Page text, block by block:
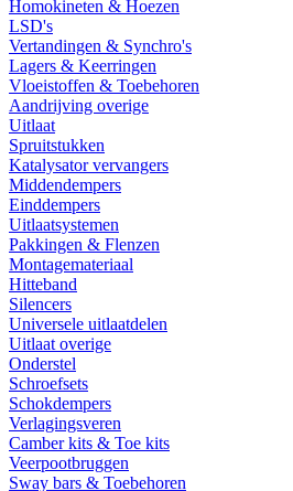
Homokineten & Hoezen
LSD's
Vertandingen & Synchro's
Lagers & Keerringen
Vloeistoffen & Toebehoren
Aandrijving overige
Uitlaat
Spruitstukken
Katalysator vervangers
Middendempers
Einddempers
Uitlaatsystemen
Pakkingen & Flenzen
Montagemateriaal
Hitteband
Silencers
Universele uitlaatdelen
Uitlaat overige
Onderstel
Schroefsets
Schokdempers
Verlagingsveren
Camber kits & Toe kits
Veerpootbruggen
Sway bars & Toebehoren